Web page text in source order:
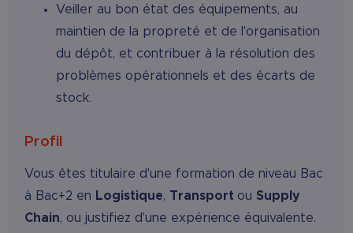
Veiller au bon état des équipements, au
maintien de la propreté et de l'organisation
du dépôt, et contribuer à la résolution des
problèmes opérationnels et des écarts de
stock.
Profil
Vous êtes titulaire d'une formation de niveau Bac
à Bac+2 en Logistique, Transport ou Supply
Chain, ou justifiez d'une expérience équivalente.